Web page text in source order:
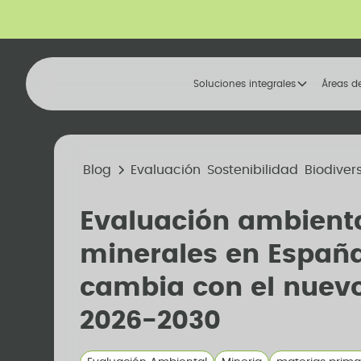
Soluciones integrales Áreas
Blog Evaluación Sostenibilidad
Evaluación
minerales en
cambia con el
2026-2030